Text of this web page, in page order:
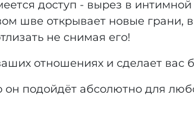
доступ - вырез в интимной
шве открывает новые грани,
не снимая его!
отношениях и сделает вас
подойдёт абсолютно для